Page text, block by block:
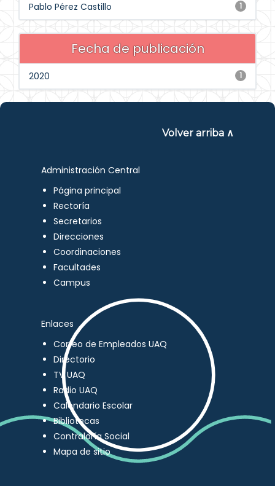
1
Pablo Pérez Castillo
Fecha de publicación
1
2020
Volver arriba ∧
Administración Central
Página principal
Rectoría
Secretarios
Direcciones
Coordinaciones
Facultades
Campus
Enlaces
Correo de Empleados UAQ
Directorio
TV UAQ
Radio UAQ
Calendario Escolar
Bibliotecas
Contraloría Social
Mapa de sitio